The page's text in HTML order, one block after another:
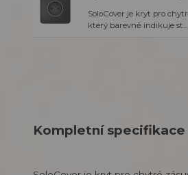
SoloCover je kryt pro
který barevně indikuje st...
Kompletní specifikace